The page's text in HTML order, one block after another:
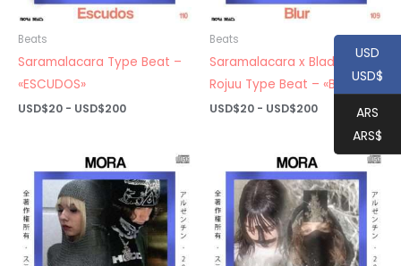
Beats
Saramalacara Type Beat –
«ESCUDOS»
USD$20 - USD$200Rango
USD$20
hasta
USD$200
Beats
Saramalacara x Bladee x
Rojuu Type Beat – «BLUR»
USD$20 - USD$200Rango
precios:
desde
USD$20
hasta
USD$200
USD
USD$
ARS
ARS$